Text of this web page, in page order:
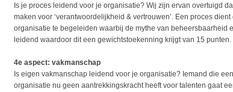
Is je proces leidend voor je organisatie? Wij zijn ervan overtuigd
maken voor ‘verantwoordelijkheid & vertrouwen’. Een proces
organisatie te begeleiden waarbij de mythe van beheersbaarheid
leidend waardoor dit een gewichtstoekenning krijgt van 15 punten.
4e aspect: vakmanschap
Is eigen vakmanschap leidend voor je organisatie? Iemand die
organisatie nu geen aantrekkingskracht heeft voor talenten gaat